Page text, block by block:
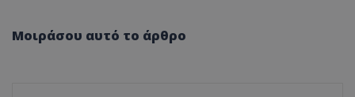
Μοιράσου αυτό το άρθρο